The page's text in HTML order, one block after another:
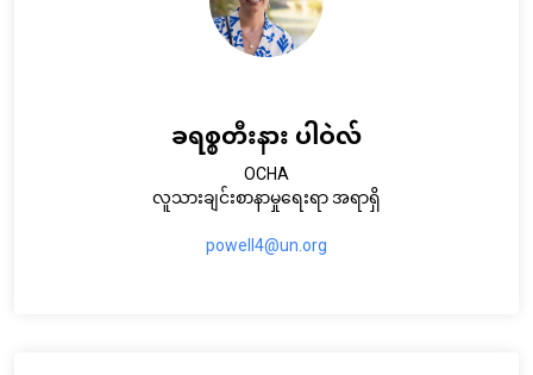
ခရစ္စတီးနား ပါဝဲလ်
OCHA
လူသားချင်းစာနာမှုရေးရာ အရာရှိ
powell4@un.org